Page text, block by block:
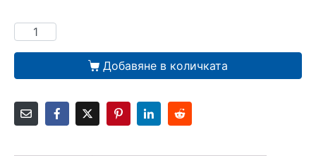
Добавяне в количката